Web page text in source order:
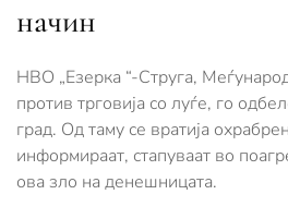
начин
НВО „Езерка “-Струга,
против трговија со луѓе, го
град. Од таму се вратија
информираат, стапуваат во
ова зло на денешницата.